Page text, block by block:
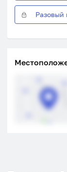
Разовый